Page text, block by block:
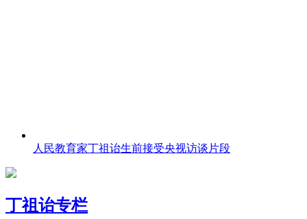
人民教育家丁祖诒生前接受央视访谈片段
丁祖诒专栏